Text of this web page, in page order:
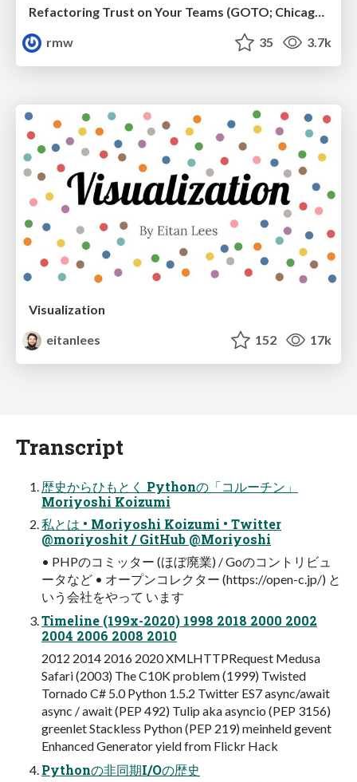
Refactoring Trust on Your Teams (GOTO; Chicago 2020)
rmw
35 3.7k
Visualization
eitanlees
152 17k
Transcript
歴史からひもとく Pythonの「コルーチン」
Moriyoshi Koizumi
私とは • Moriyoshi Koizumi • Twitter
@moriyoshit / GitHub @Moriyoshi
• PHPのコミッター (ほぼ廃業) / Goのコントリビュ
ータなど • オープンコレクター (https://open-c.jp/) と
いう会社をやって います
Timeline (199x-2020) 1998 2018 2000 2002
2004 2006 2008 2010
2012 2014 2016 2020 XMLHTTPRequest Medusa
Safari (2003) The C10K problem (1999) Twisted
Tornado C# 5.0 Python 1.5.2 Twitter ES7 async/await
async / await (PEP 492) Tulip aka asyncio (PEP 3156)
greenlet Stackless Python (PEP 219) meinheld gevent
Enhanced Generator yield from Flickr Hack
Pythonの非同期I/Oの歴史